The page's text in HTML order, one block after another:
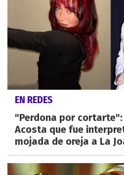
EN REDES
"Perdona por cortarte":
Acosta que fue
mojada de oreja a La